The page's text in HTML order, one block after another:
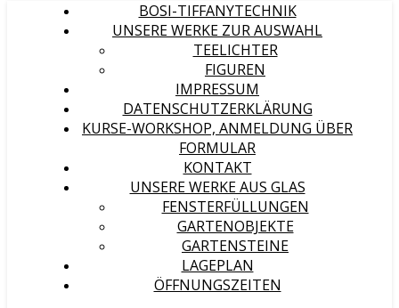
BOSI-TIFFANYTECHNIK
UNSERE WERKE ZUR AUSWAHL
TEELICHTER
FIGUREN
IMPRESSUM
DATENSCHUTZERKLÄRUNG
KURSE-WORKSHOP, ANMELDUNG ÜBER
FORMULAR
KONTAKT
UNSERE WERKE AUS GLAS
FENSTERFÜLLUNGEN
GARTENOBJEKTE
GARTENSTEINE
LAGEPLAN
ÖFFNUNGSZEITEN